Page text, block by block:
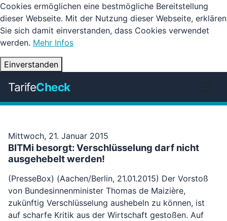
Cookies ermöglichen eine bestmögliche Bereitstellung
dieser Webseite. Mit der Nutzung dieser Webseite, erklären
Sie sich damit einverstanden, dass Cookies verwendet
werden. Mehr Infos
Einverstanden
TarifeCheck
Mittwoch, 21. Januar 2015
BITMi besorgt: Verschlüsselung darf nicht
ausgehebelt werden!
(PresseBox) (Aachen/Berlin, 21.01.2015) Der Vorstoß
von Bundesinnenminister Thomas de Maizière,
zukünftig Verschlüsselung aushebeln zu können, ist
auf scharfe Kritik aus der Wirtschaft gestoßen. Auf